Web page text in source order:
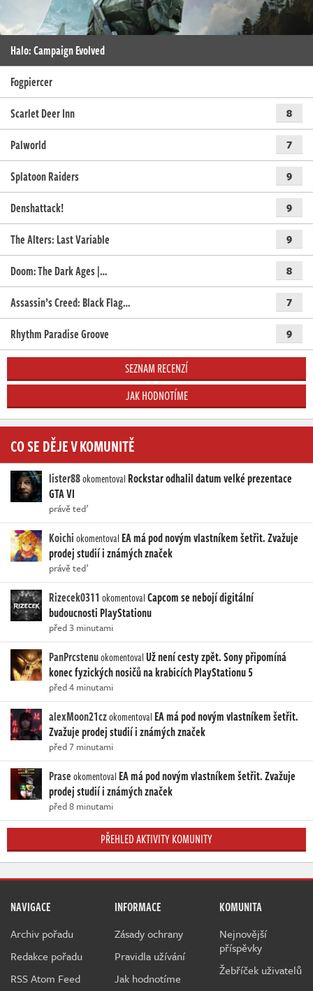
Halo: Campaign Evolved
Fogpiercer
Scarlet Deer Inn
8
Palworld 7
Splatoon Raiders 9
Denshattack! 9
The Alters: Last Variable 9
Doom: The Dark Ages |… 8
Assassin’s Creed: Black Flag… 7
Rhythm Paradise Groove 9
SEZNAM RECENZÍ
JAK HODNOTÍME
CO SE DĚJE V KOMUNITĚ
lister88okomentoval Rockstar odhalil datum velké prezentace
GTA VI
právě teď
Koichiokomentoval EA má pod novým vlastníkem šetřit. Zvažuje
prodej studií i známých značek
právě teď
Rizecek0311 okomentovalCapcom se nebojí digitální
budoucnosti PlayStationu
před 3 minutami
PanPrcstenuokomentovalUž není cesty zpět. Sony připomíná
konec fyzických nosičů na krabicích PlayStationu 5
před 4 minutami
alexMoon21czokomentoval EA má pod novým vlastníkem šetřit.
Zvažuje prodej studií i známých značek
před 7 minutami
Praseokomentoval EA má pod novým vlastníkem šetřit. Zvažuje
prodej studií i známých značek
před 8 minutami
PŘEHLED AKTIVITY KOMUNITY
NAVIGACE
Archiv pořadu
Redakce pořadu
RSS Atom Feed
INFORMACE
Zásady ochrany
Pravidla užívání
Jak hodnotíme
KOMUNITA
Nejnovější
příspěvky
Žebříček uživatelů